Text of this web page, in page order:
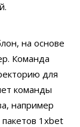
на основе
Команда
для
команды
например
1xbet